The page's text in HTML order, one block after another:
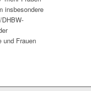
insbesondere
und Frauen